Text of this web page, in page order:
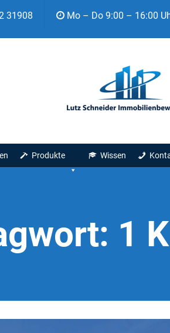
31908 Mo – Do 9:00 – 16:00
Produkte Wissen
1